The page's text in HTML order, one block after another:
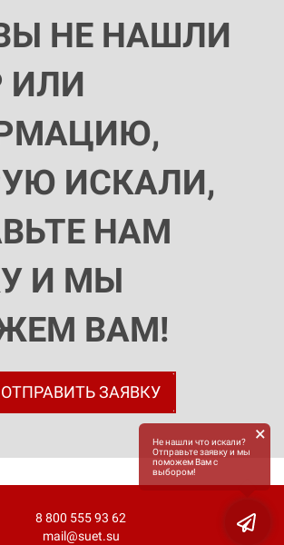
НЕ НАШЛИ
ИЛИ
ИСКАЛИ,
НАМ
И МЫ
ВАМ!
ОТПРАВИТЬ ЗАЯВКУ
8 800 555 93 62
mail@suet.su
Не нашли что искали?
Отправьте заявку и мы
поможем Вам с
выбором!
×